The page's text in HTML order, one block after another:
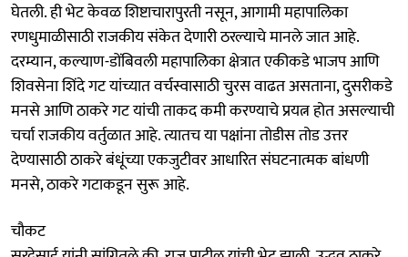
घेतली. ही भेट केवळ शिष्टाचारापुरती नसून, आगामी महापालिका
रणधुमाळीसाठी राजकीय संकेत देणारी ठरल्याचे मानले जात आहे.
दरम्यान, कल्याण-डोंबिवली महापालिका क्षेत्रात एकीकडे भाजप आणि
शिवसेना शिंदे गट यांच्यात वर्चस्वासाठी चुरस वाढत असताना, दुसरीकडे
मनसे आणि ठाकरे गट यांची ताकद कमी करण्याचे प्रयत्न होत असल्याची
चर्चा राजकीय वर्तुळात आहे. त्यातच या पक्षांना तोडीस तोड उत्तर
देण्यासाठी ठाकरे बंधूंच्या एकजुटीवर आधारित संघटनात्मक बांधणी
मनसे, ठाकरे गटाकडून सुरू आहे.
चौकट